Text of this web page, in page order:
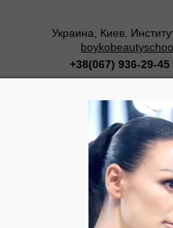
Украина, Киев,
+38(067) 936-29-45
Мастер-классы